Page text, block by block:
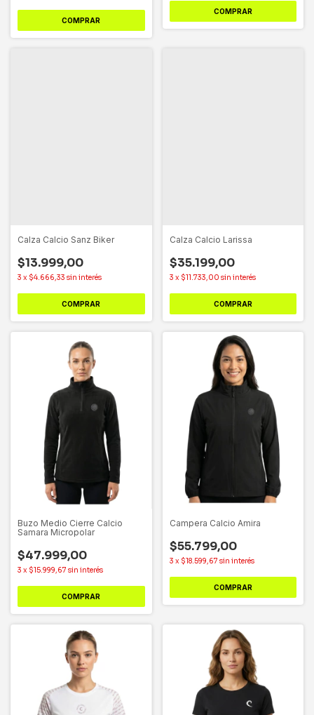
COMPRAR
COMPRAR
Calza Calcio Sanz Biker
$13.999,00
3 x $4.666,33 sin interés
COMPRAR
Calza Calcio Larissa
$35.199,00
3 x $11.733,00 sin interés
COMPRAR
Buzo Medio Cierre Calcio
Samara Micropolar
$47.999,00
3 x $15.999,67 sin interés
COMPRAR
Campera Calcio Amira
$55.799,00
3 x $18.599,67 sin interés
COMPRAR